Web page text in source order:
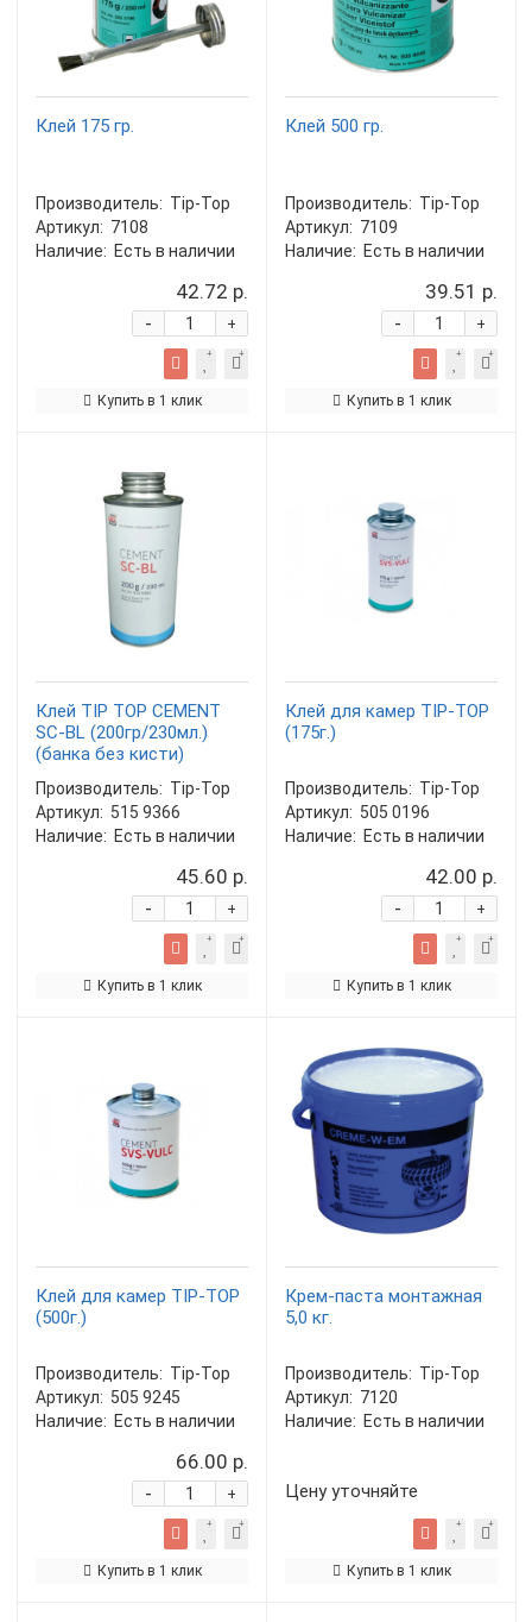
Клей 175 гр.
Производитель: Tip-Top
Артикул: 7108
Наличие: Есть в наличии
42.72 р.
+
-
Купить в 1 клик
Клей 500 гр.
Производитель: Tip-Top
Артикул: 7109
Наличие: Есть в наличии
39.51 р.
+
-
Купить в 1 клик
Клей TIP TOP CEMENT
SC-BL (200гр/230мл.)
(банка без кисти)
Производитель: Tip-Top
Артикул: 515 9366
Наличие: Есть в наличии
45.60 р.
+
-
Купить в 1 клик
Клей для камер TIP-TOP
(175г.)
Производитель: Tip-Top
Артикул: 505 0196
Наличие: Есть в наличии
42.00 р.
+
-
Купить в 1 клик
Клей для камер TIP-TOP
(500г.)
Производитель: Tip-Top
Артикул: 505 9245
Наличие: Есть в наличии
66.00 р.
+
-
Купить в 1 клик
Крем-паста монтажная
5,0 кг.
Производитель: Tip-Top
Артикул: 7120
Наличие: Есть в наличии
Цену уточняйте
Купить в 1 клик